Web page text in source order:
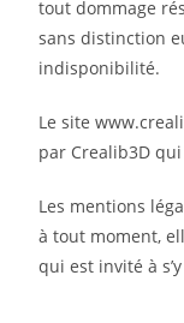
tout dommage
sans distinction
indisponibilité.
Le site
par Crealib3D
Les mentions
à tout moment,
qui est invité à